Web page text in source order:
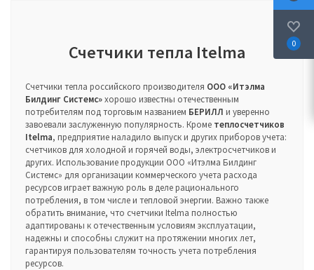
Счетчики тепла Itelma
Счетчики тепла российского производителя ООО «Итэлма
Билдинг Системс»хорошо известны отечественным
потребителям под торговым названием БЕРИЛЛ и уверенно
завоевали заслуженную популярность. Кроме теплосчетчиков
Itelma, предприятие наладило выпуск и других приборов учета:
счетчиков для холодной и горячей воды, электросчетчиков и
других. Использование продукции ООО «Итэлма Билдинг
Системс» для организации коммерческого учета расхода
ресурсов играет важную роль в деле рационального
потребления, в том числе и тепловой энергии. Важно также
обратить внимание, что счетчики Itelma полностью
адаптированы к отечественным условиям эксплуатации,
надежны и способны служит на протяжении многих лет,
гарантируя пользователям точность учета потребления
ресурсов.
0